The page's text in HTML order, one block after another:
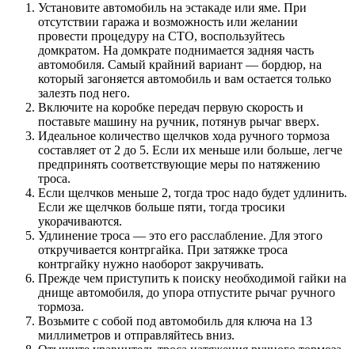
Установите автомобиль на эстакаде или яме. При
отсутствии гаража и возможность или желании
провести процедуру на СТО, воспользуйтесь
домкратом. На домкрате поднимается задняя часть
автомобиля. Самый крайний вариант — бордюр, на
который загоняется автомобиль и вам остается только
залезть под него.
Включите на коробке передач первую скорость и
поставьте машину на ручник, потянув рычаг вверх.
Идеальное количество щелчков хода ручного тормоза
составляет от 2 до 5. Если их меньше или больше, легче
предпринять соответствующие меры по натяжению
троса.
Если щелчков меньше 2, тогда трос надо будет удлинить.
Если же щелчков больше пяти, тогда тросики
укорачиваются.
Удлинение троса — это его расслабление. Для этого
откручивается контргайка. При затяжке троса
контргайку нужно наоборот закручивать.
Прежде чем приступить к поиску необходимой гайки на
днище автомобиля, до упора отпустите рычаг ручного
тормоза.
Возьмите с собой под автомобиль для ключа на 13
миллиметров и отправляйтесь вниз.